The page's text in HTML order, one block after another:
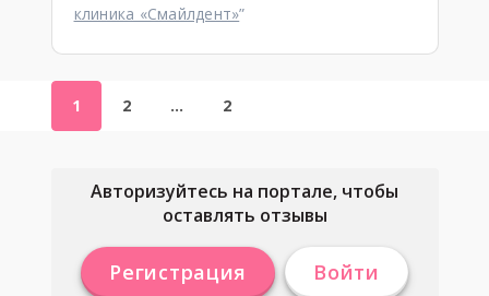
клиника «Смайлдент»”
1 2 … 2
Авторизуйтесь на портале, чтобы
оставлять отзывы
Регистрация Войти